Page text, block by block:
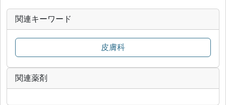
関連キーワード
皮膚科
関連薬剤